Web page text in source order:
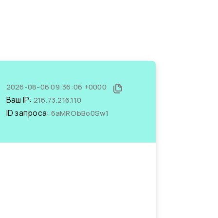
2026-08-06 09:36:06 +0000
Ваш IP: 216.73.216.110
ID запроса: 6aMRObBo0Sw1